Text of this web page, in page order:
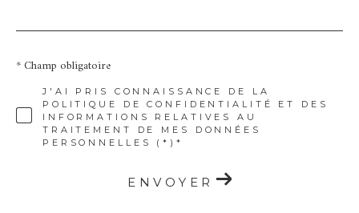
J'AI PRIS CONNAISSANCE DE LA
POLITIQUE DE CONFIDENTIALITÉ ET DES
INFORMATIONS RELATIVES AU
TRAITEMENT DE MES DONNÉES
PERSONNELLES (*)*
* Champ obligatoire
ENVOYER